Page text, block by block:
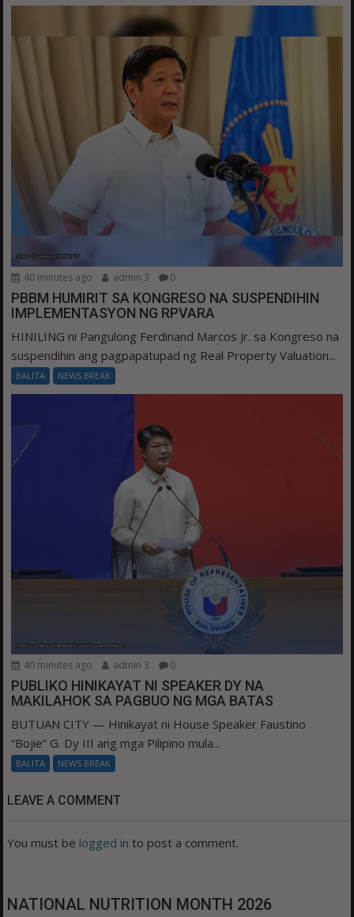
40 minutes ago admin 3 0
PBBM HUMIRIT SA KONGRESO NA SUSPENDIHIN
IMPLEMENTASYON NG RPVARA
HINILING ni Pangulong Ferdinand Marcos Jr. sa Kongreso na
suspendihin ang pagpapatupad ng Real Property Valuation...
BALITA NEWS BREAK
40 minutes ago admin 3 0
PUBLIKO HINIKAYAT NI SPEAKER DY NA
MAKILAHOK SA PAGBUO NG MGA BATAS
BUTUAN CITY — Hinikayat ni House Speaker Faustino
“Bojie” G. Dy III ang mga Pilipino mula...
BALITA NEWS BREAK
LEAVE A COMMENT
You must be logged in to post a comment.
NATIONAL NUTRITION MONTH 2026